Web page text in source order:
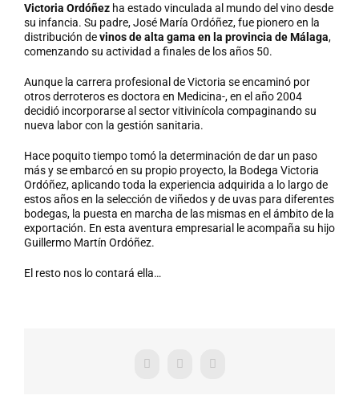
Victoria Ordóñez ha estado vinculada al mundo del vino desde
su infancia. Su padre, José María Ordóñez, fue pionero en la
distribución devinos de alta gama en la provincia de Málaga,
comenzando su actividad a finales de los años 50.
Aunque la carrera profesional de Victoria se encaminó por
otros derroteros es doctora en Medicina-, en el año 2004
decidió incorporarse al sector vitivinícola compaginando su
nueva labor con la gestión sanitaria.
Hace poquito tiempo tomó la determinación de dar un paso
más y se embarcó en su propio proyecto, la Bodega Victoria
Ordóñez, aplicando toda la experiencia adquirida a lo largo de
estos años en la selección de viñedos y de uvas para diferentes
bodegas, la puesta en marcha de las mismas en el ámbito de la
exportación. En esta aventura empresarial le acompaña su hijo
Guillermo Martín Ordóñez.
El resto nos lo contará ella…
Facebook
X WhatsApp